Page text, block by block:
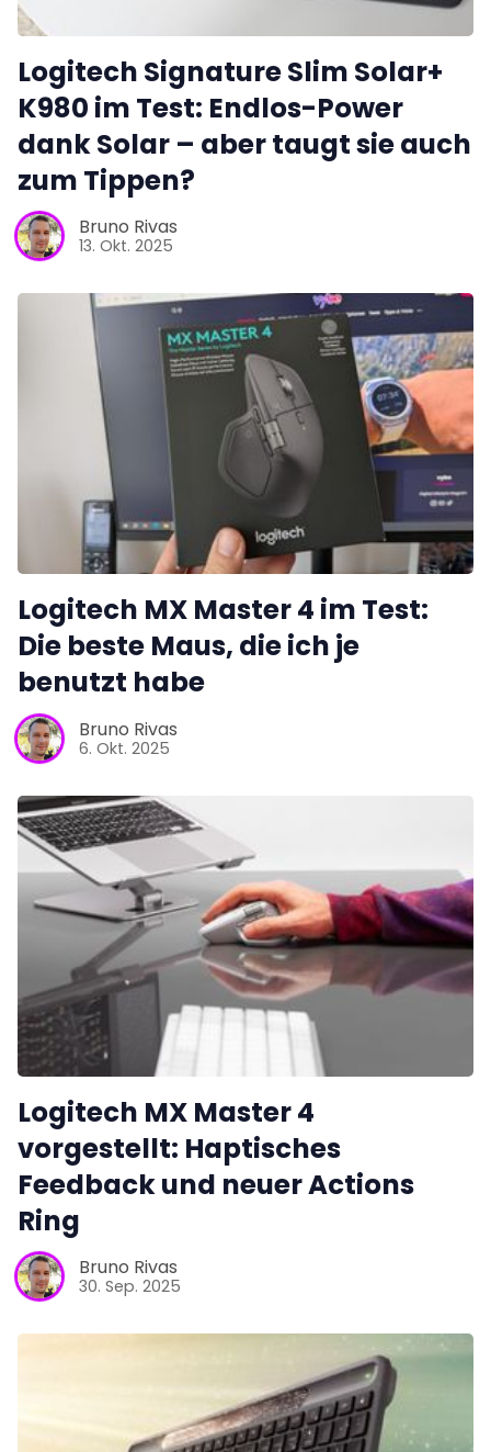
Logitech Signature Slim Solar+
K980 im Test: Endlos-Power
dank Solar – aber taugt sie auch
zum Tippen?
Bruno Rivas
13. Okt. 2025
Logitech MX Master 4 im Test:
Die beste Maus, die ich je
benutzt habe
Bruno Rivas
6. Okt. 2025
Logitech MX Master 4
vorgestellt: Haptisches
Feedback und neuer Actions
Ring
Bruno Rivas
30. Sep. 2025